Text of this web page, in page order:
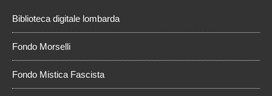
Biblioteca digitale lombarda
Fondo Morselli
Fondo Mistica Fascista